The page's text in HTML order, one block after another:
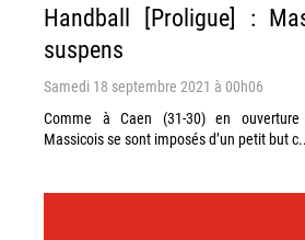
Handball [Proligue] :
suspens
Samedi 18 septembre 2021 à 00h06
Comme à Caen (31-30) en
Massicois se sont imposés d’un petit but